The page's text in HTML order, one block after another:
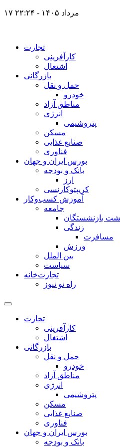
۱۷ مرداد ۱۴۰۵ - ۲۲:۲۴
تجارت
کارآفرینی
اشتغال
بازرگانی
حمل و نقل
خودرو
مناطق آزاد
انرژی
پتروشیمی
مسکن
صنایع غذایی
فناوری
بورس ایران و جهان
بانک و بودجه
ارز
کریپتوکارنسی
آموزش کسب‌وکار
جامعه
بازنشستگان
زندگی
مسافرت
ورزش
بین الملل
سیاست
تجارت‌خانه
راه نو نیوز
تجارت
کارآفرینی
اشتغال
بازرگانی
حمل و نقل
خودرو
مناطق آزاد
انرژی
پتروشیمی
مسکن
صنایع غذایی
فناوری
بورس ایران و جهان
بانک و بودجه